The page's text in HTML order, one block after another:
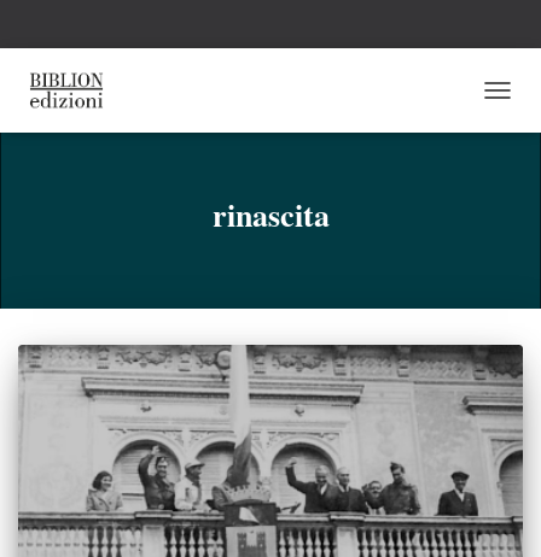
rinascita